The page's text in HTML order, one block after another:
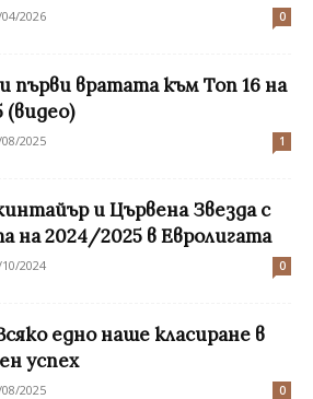
2026 0
първи вратата към Топ 16 на
(видео)
2025 1
и Цървена Звезда с
на 2024/2025 в Евролигата
2024 0
едно наше класиране в
успех
2025 0